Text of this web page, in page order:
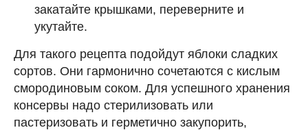
закатайте крышками, переверните и
укутайте.
Для такого рецепта подойдут яблоки сладких
сортов. Они гармонично сочетаются с кислым
смородиновым соком. Для успешного хранения
консервы надо стерилизовать или
пастеризовать и герметично закупорить,